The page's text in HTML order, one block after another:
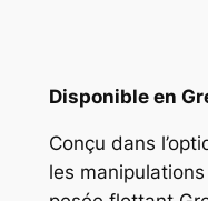
Disponible en
Conçu dans
les